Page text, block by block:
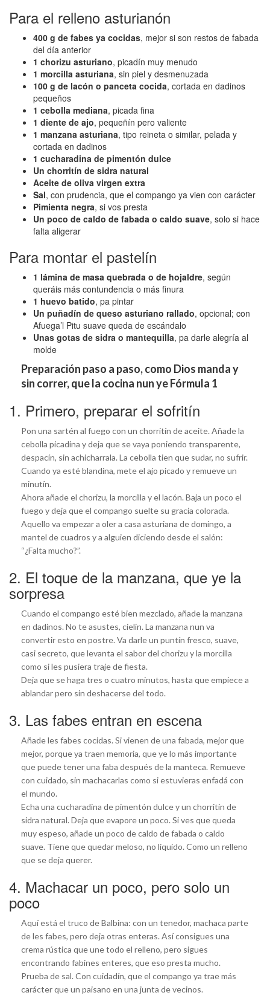
Para el relleno asturianón
400 g de fabes ya cocidas, mejor si son restos de fabada
del día anterior
1 chorizu asturiano, picadín muy menudo
1 morcilla asturiana, sin piel y desmenuzada
100 g de lacón o panceta cocida, cortada en dadinos
pequeños
1 cebolla mediana, picada fina
1 diente de ajo, pequeñín pero valiente
1 manzana asturiana, tipo reineta o similar, pelada y
cortada en dadinos
1 cucharadina de pimentón dulce
Un chorritín de sidra natural
Aceite de oliva virgen extra
Sal, con prudencia, que el compango ya vien con carácter
Pimienta negra, si vos presta
Un poco de caldo de fabada o caldo suave, solo si hace
falta aligerar
Para montar el pastelín
1 lámina de masa quebrada o de hojaldre, según
queráis más contundencia o más finura
1 huevo batido, pa pintar
Un puñadín de queso asturiano rallado, opcional; con
Afuega’l Pitu suave queda de escándalo
Unas gotas de sidra o mantequilla, pa darle alegría al
molde
Preparación paso a paso, como Dios manda y
sin correr, que la cocina nun ye Fórmula 1
1. Primero, preparar el sofritín
Pon una sartén al fuego con un chorritín de aceite. Añade la
cebolla picadina y deja que se vaya poniendo transparente,
despacín, sin achicharrala. La cebolla tien que sudar, no sufrir.
Cuando ya esté blandina, mete el ajo picado y remueve un
minutín.
Ahora añade el chorizu, la morcilla y el lacón. Baja un poco el
fuego y deja que el compango suelte su gracia colorada.
Aquello va empezar a oler a casa asturiana de domingo, a
mantel de cuadros y a alguien diciendo desde el salón:
“¿Falta mucho?”.
2. El toque de la manzana, que ye la
sorpresa
Cuando el compango esté bien mezclado, añade la manzana
en dadinos. No te asustes, cielín. La manzana nun va
convertir esto en postre. Va darle un puntín fresco, suave,
casi secreto, que levanta el sabor del chorizu y la morcilla
como si les pusiera traje de fiesta.
Deja que se haga tres o cuatro minutos, hasta que empiece a
ablandar pero sin deshacerse del todo.
3. Las fabes entran en escena
Añade les fabes cocidas. Si vienen de una fabada, mejor que
mejor, porque ya traen memoria, que ye lo más importante
que puede tener una faba después de la manteca. Remueve
con cuidado, sin machacarlas como si estuvieras enfadá con
el mundo.
Echa una cucharadina de pimentón dulce y un chorritín de
sidra natural. Deja que evapore un poco. Si ves que queda
muy espeso, añade un poco de caldo de fabada o caldo
suave. Tiene que quedar meloso, no líquido. Como un relleno
que se deja querer.
4. Machacar un poco, pero solo un
poco
Aquí está el truco de Balbina: con un tenedor, machaca parte
de les fabes, pero deja otras enteras. Así consigues una
crema rústica que une todo el relleno, pero sigues
encontrando fabines enteres, que eso presta mucho.
Prueba de sal. Con cuidadín, que el compango ya trae más
carácter que un paisano en una junta de vecinos.